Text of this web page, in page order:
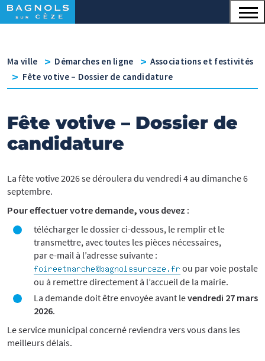
Panneau de gestion des cookies
Menu principal
Contenu
Ma ville v Démarches en ligne v Associations et festivités
v Fête votive – Dossier de candidature
Fête votive – Dossier de
candidature
La fête votive 2026 se déroulera du vendredi 4 au dimanche 6
septembre.
Pour effectuer votre demande, vous devez :
télécharger le dossier ci-dessous, le remplir et le
transmettre, avec toutes les pièces nécessaires,
par e-mail à l’adresse suivante :
ou par voie postale
ou à remettre directement à l’accueil de la mairie.
La demande doit être envoyée avant levendredi 27 mars
2026.
Le service municipal concerné reviendra vers vous dans les
meilleurs délais.